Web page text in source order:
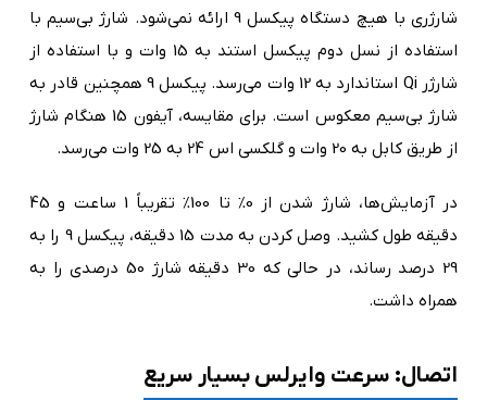
شارژری با هیچ دستگاه پیکسل 9 ارائه نمی‌شود. شارژ بی‌سیم با
استفاده از نسل دوم پیکسل استند به 15 وات و با استفاده از
شارژر Qi استاندارد به 12 وات می‌رسد. پیکسل 9 همچنین قادر به
شارژ بی‌سیم معکوس است. برای مقایسه، آیفون 15 هنگام شارژ
از طریق کابل به 20 وات و گلکسی اس 24 به 25 وات می‌رسد.
در آزمایش‌ها، شارژ شدن از 0% تا 100% تقریباً 1 ساعت و 45
دقیقه طول کشید. وصل کردن به مدت 15 دقیقه، پیکسل 9 را به
29 درصد رساند، در حالی که 30 دقیقه شارژ 50 درصدی را به
همراه داشت.
اتصال: سرعت وایرلس بسیار سریع